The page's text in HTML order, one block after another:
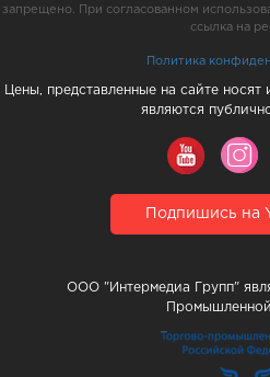
запрещено. При согласованном
ссылка на
Политика
Цены, представленные на сайте
являются
Подпишись на
ООО "Интермедиа Групп"